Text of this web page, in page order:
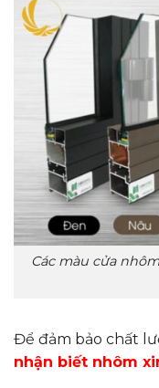
Các màu cửa
Để đảm bảo chất
nhận biết nhôm